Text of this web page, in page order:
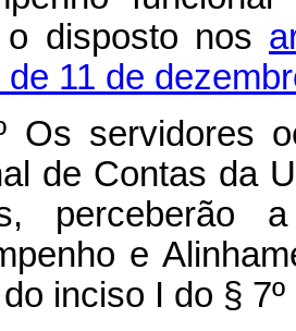
o disposto nos
de 11 de
Os servidores
de Contas da
perceberão
e
inciso I do §